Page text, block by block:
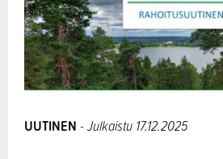
UUTINEN - Julkaistu 17.12.2025